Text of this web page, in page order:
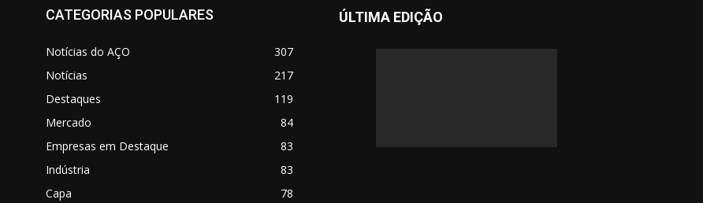
CATEGORIAS POPULARES
Notícias do AÇO
307
Notícias
217
Destaques
119
Mercado
84
Empresas em Destaque
83
Indústria
83
Capa
78
ÚLTIMA EDIÇÃO